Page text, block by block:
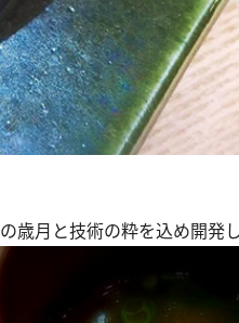
月と技術の粋を込め開発